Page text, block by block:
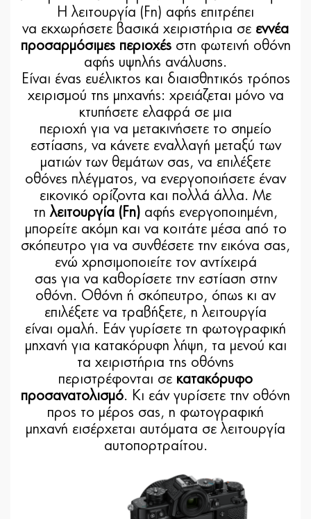
H λειτουργία (Fn) αφής επιτρέπει
να εκχωρήσετε βασικά χειριστήρια σε εννέα
προσαρμόσιμες περιοχέςστη φωτεινή οθόνη
αφής υψηλής ανάλυσης.
Είναι ένας ευέλικτος και διαισθητικός τρόπος
χειρισμού της μηχανής: χρειάζεται μόνο να
κτυπήσετε ελαφρά σε μια
περιοχή για να μετακινήσετε το σημείο
εστίασης, να κάνετε εναλλαγή μεταξύ των
ματιών των θεμάτων σας, να επιλέξετε
οθόνες πλέγματος, να ενεργοποιήσετε έναν
εικονικό ορίζοντα και πολλά άλλα. Με
τη λειτουργία (Fn) αφής ενεργοποιημένη,
μπορείτε ακόμη και να κοιτάτε μέσα από το
σκόπευτρο για να συνθέσετε την εικόνα σας,
ενώ χρησιμοποιείτε τον αντίχειρά
σας για να καθορίσετε την εστίαση στην
οθόνη. Οθόνη ή σκόπευτρο, όπως κι αν
επιλέξετε να τραβήξετε, η λειτουργία
είναι ομαλή. Εάν γυρίσετε τη φωτογραφική
μηχανή για κατακόρυφη λήψη, τα μενού και
τα χειριστήρια της οθόνης
περιστρέφονται σε κατακόρυφο
προσανατολισμό. Κι εάν γυρίσετε την οθόνη
προς το μέρος σας, η φωτογραφική
μηχανή εισέρχεται αυτόματα σε λειτουργία
αυτοπορτραίτου.